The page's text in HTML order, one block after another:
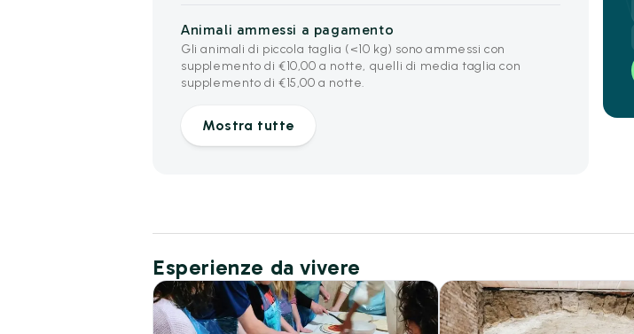
Animali ammessi a pagamento
Gli animali di piccola taglia (<10 kg) sono ammessi con
supplemento di €10,00 a notte, quelli di media taglia con
supplemento di €15,00 a notte.
Mostra tutte
Esperienze da vivere